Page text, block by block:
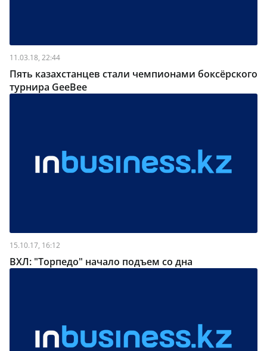
11.03.18, 22:44
Пять казахстанцев стали чемпионами боксёрского
турнира GeeBee
15.10.17, 16:12
ВХЛ: "Торпедо" начало подъем со дна